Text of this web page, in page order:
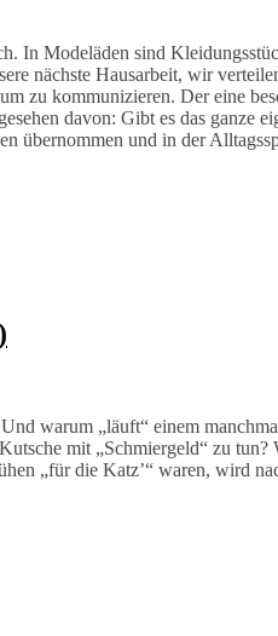
In Modeläden sind
nächste Hausarbeit, wir
zu kommunizieren. Der eine
davon: Gibt es das ganze
übernommen und in der
warum „läuft“ einem
mit „Schmiergeld“ zu
„für die Katz’“ waren, wird